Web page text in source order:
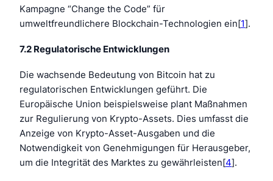
Kampagne “Change the Code” für
umweltfreundlichere Blockchain-Technologien ein[1].
7.2 Regulatorische Entwicklungen
Die wachsende Bedeutung von Bitcoin hat zu
regulatorischen Entwicklungen geführt. Die
Europäische Union beispielsweise plant Maßnahmen
zur Regulierung von Krypto-Assets. Dies umfasst die
Anzeige von Krypto-Asset-Ausgaben und die
Notwendigkeit von Genehmigungen für Herausgeber,
um die Integrität des Marktes zu gewährleisten[4].